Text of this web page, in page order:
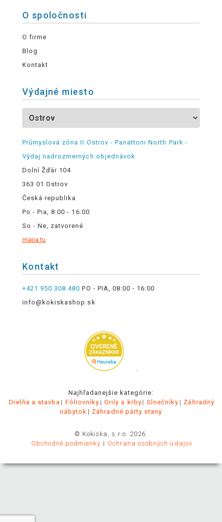
O spoločnosti
O firme
Blog
Kontakt
Výdajné miesto
Průmyslová zóna II Ostrov - Panattoni North Park -
Výdaj nadrozmerných objednávok
Dolní Žďár 104
363 01 Ostrov
Česká republika
Po - Pia, 8:00 - 16:00
So - Ne, zatvorené
mapa tu
Kontakt
+421 950 308 480 PO - PIA, 08:00 - 16:00
info@kokiskashop.sk
.
Najhľadanejšie kategórie:
Dielňa a stavba
Fóliovníky Grily a krby Slnečníky
Záhradný
nábytok
Záhradné párty stany
© Kokiska, s.r.o. 2026.
Obchodné podmienky
Ochrana osobných údajov